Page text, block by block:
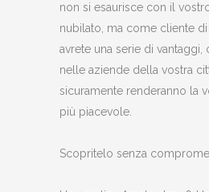
non si esaurisce con il
nubilato, ma come cliente
avrete una serie di vantaggi,
nelle aziende della vostra
sicuramente renderanno la
più piacevole.
Scopritelo senza